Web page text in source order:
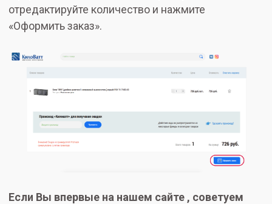
отредактируйте количество и нажмите
«Оформить заказ».
Если Вы впервые на нашем сайте , советуем